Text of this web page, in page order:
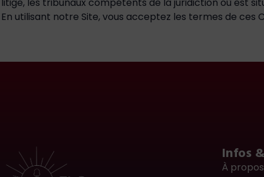
En utilisant notre Site, vous acceptez les termes de ces
Infos
À propos